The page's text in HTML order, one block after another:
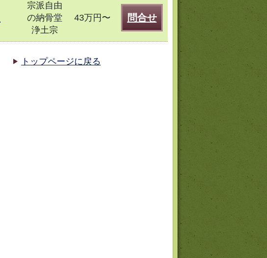
宗派自由
の納骨堂
浄土宗
43万円〜 問合せ
トップページに戻る